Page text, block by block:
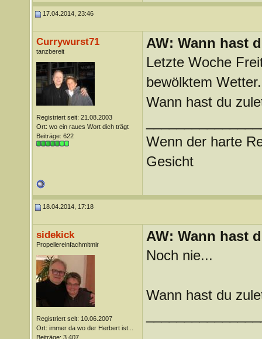
17.04.2014, 23:46
Currywurst71
tanzbereit
Registriert seit: 21.08.2003
Ort: wo ein raues Wort dich trägt
Beiträge: 622
AW: Wann hast
Letzte Woche
bewölktem
Wann hast du
Wenn der harte
Gesicht
18.04.2014, 17:18
sidekick
Propellereinfachmitmir
Registriert seit: 10.06.2007
Ort: immer da wo der Herbert ist...
Beiträge: 3.407
AW: Wann hast
Noch nie...
Wann hast du